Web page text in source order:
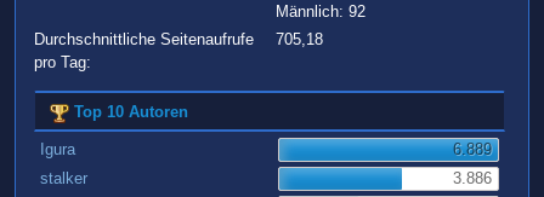
Männlich: 92
Durchschnittliche Seitenaufrufe
pro Tag:
705,18
Top 10 Autoren
Igura
6.889
stalker
3.886